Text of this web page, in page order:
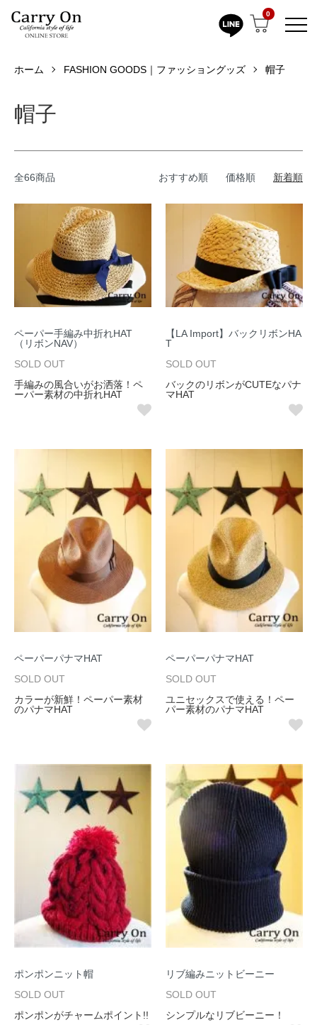
0
ホーム FASHION GOODS｜ファッショングッズ 帽子
帽子
全66商品 おすすめ順 価格順 新着順
ペーパー手編み中折れHAT
（リボンNAV）
SOLD OUT
手編みの風合いがお洒落！ペ
ーパー素材の中折れHAT
【LA Import】バックリボンHA
T
SOLD OUT
バックのリボンがCUTEなパナ
マHAT
ペーパーパナマHAT
SOLD OUT
カラーが新鮮！ペーパー素材
のパナマHAT
ペーパーパナマHAT
SOLD OUT
ユニセックスで使える！ペー
パー素材のパナマHAT
ポンポンニット帽
SOLD OUT
ポンポンがチャームポイント!!
リブ編みニットビーニー
SOLD OUT
シンプルなリブビーニー！